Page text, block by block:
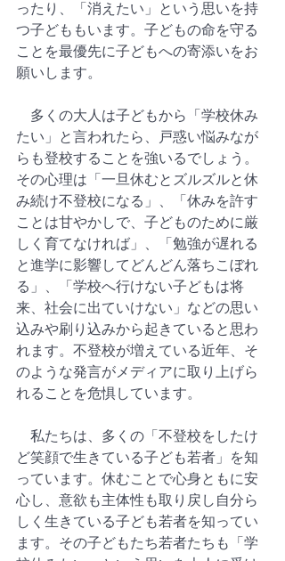
ったり、「消えたい」という思いを持
つ子どももいます。子どもの命を守る
ことを最優先に子どもへの寄添いをお
願いします。
多くの大人は子どもから「学校休み
たい」と言われたら、戸惑い悩みなが
らも登校することを強いるでしょう。
その心理は「一旦休むとズルズルと休
み続け不登校になる」、「休みを許す
ことは甘やかしで、子どものために厳
しく育てなければ」、「勉強が遅れる
と進学に影響してどんどん落ちこぼれ
る」、「学校へ行けない子どもは将
来、社会に出ていけない」などの思い
込みや刷り込みから起きていると思わ
れます。不登校が増えている近年、そ
のような発言がメディアに取り上げら
れることを危惧しています。
私たちは、多くの「不登校をしたけ
ど笑顔で生きている子ども若者」を知
っています。休むことで心身ともに安
心し、意欲も主体性も取り戻し自分ら
しく生きている子ども若者を知ってい
ます。その子どもたち若者たちも「学